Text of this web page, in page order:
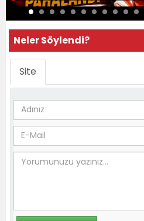
Neler Söylendi?
Site